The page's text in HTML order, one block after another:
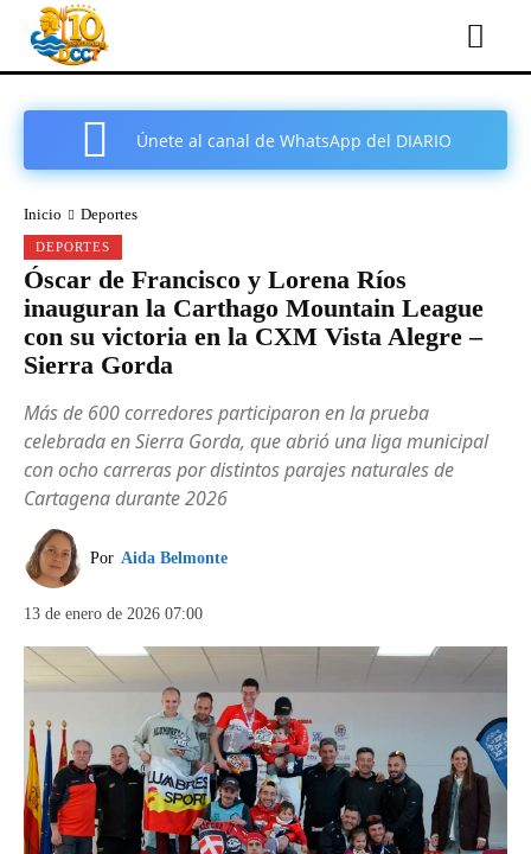
Únete al canal de WhatsApp del DIARIO
Inicio Deportes
DEPORTES
Óscar de Francisco y Lorena Ríos
inauguran la Carthago Mountain League
con su victoria en la CXM Vista Alegre –
Sierra Gorda
Más de 600 corredores participaron en la prueba
celebrada en Sierra Gorda, que abrió una liga municipal
con ocho carreras por distintos parajes naturales de
Cartagena durante 2026
Por Aida Belmonte
13 de enero de 2026 07:00